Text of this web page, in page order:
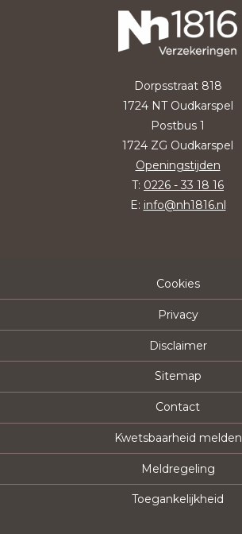
Dorpsstraat 818
1724 NT Oudkarspel
Postbus 1
1724 ZG Oudkarspel
Openingstijden
T: 0226 - 33 18 16
E: info@nh1816.nl
Cookies
Privacy
Disclaimer
Sitemap
Contact
Kwetsbaarheid melden
Meldregeling
Toegankelijkheid